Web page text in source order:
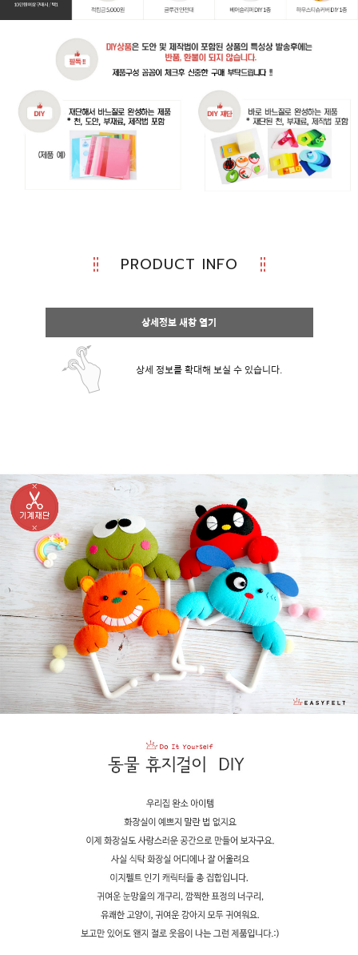
PRODUCT INFO
상세정보 새창 열기
상세 정보를 확대해 보실 수 있습니다.